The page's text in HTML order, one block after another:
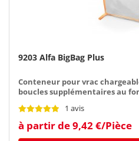
9203 Alfa BigBag Plus
Conteneur pour vrac
boucles supplémentaires au
1 avis
à partir de 9,42 €/Pièce